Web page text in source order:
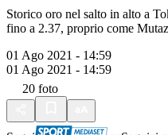
Storico oro nel salto in alto a
fino a 2.37, proprio come
01 Ago 2021 - 14:59
01 Ago 2021 - 14:59
20 foto